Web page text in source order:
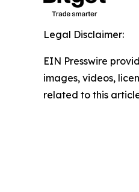
Legal Disclaimer:
EIN Presswire
images, videos,
related to this